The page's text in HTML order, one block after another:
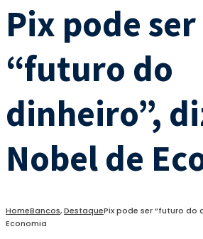
Pix pode ser
“futuro do
dinheiro”,
Nobel de
HomeBancos,DestaquePix pode ser “futuro do
Economia